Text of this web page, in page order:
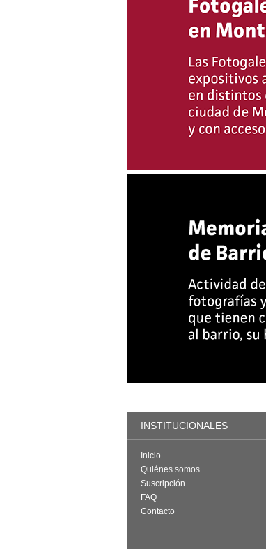
INSTITUCIONALES
Inicio
Quiénes somos
Suscripción
FAQ
Contacto